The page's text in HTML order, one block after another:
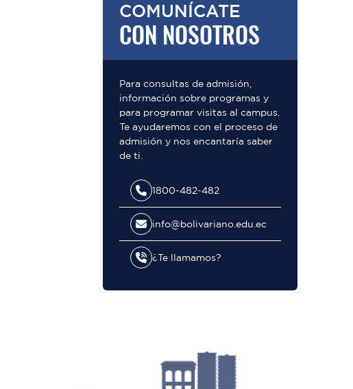
COMUNÍCATE
CON NOSOTROS
Para consultas de admisión,
información sobre programas y
para programar visitas al campus.
Te ayudaremos con el proceso de
admisión y nos encantaría saber
de ti.
1800-482-482
info@bolivariano.edu.ec
¿Te llamamos?